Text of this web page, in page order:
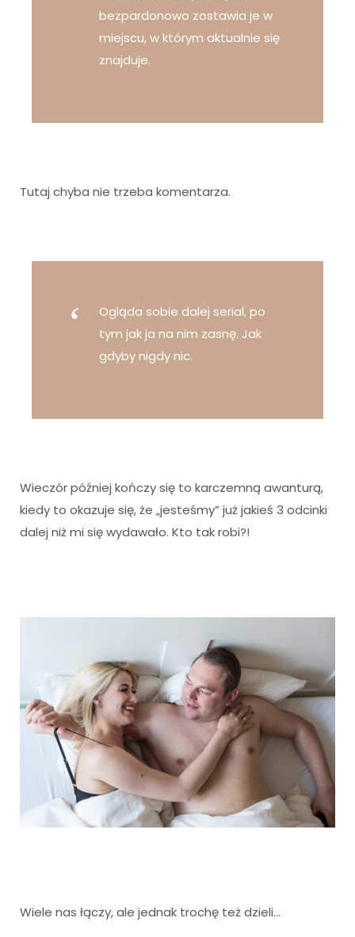
bezpardonowo zostawia je w
miejscu, w którym aktualnie się
znajduje.
Tutaj chyba nie trzeba komentarza.
Ogląda sobie dalej serial, po
tym jak ja na nim zasnę. Jak
gdyby nigdy nic.
Wieczór później kończy się to karczemną awanturą,
kiedy to okazuje się, że „jesteśmy” już jakieś 3 odcinki
dalej niż mi się wydawało. Kto tak robi?!
Wiele nas łączy, ale jednak trochę też dzieli…